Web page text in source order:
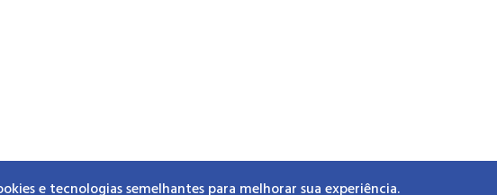
e tecnologias semelhantes para melhorar sua experiência.